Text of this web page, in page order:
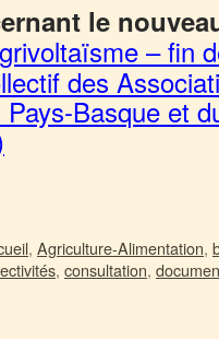
le
– fin
des
Pays-Basque et
, Agriculture-Alimentation,
, consultation,